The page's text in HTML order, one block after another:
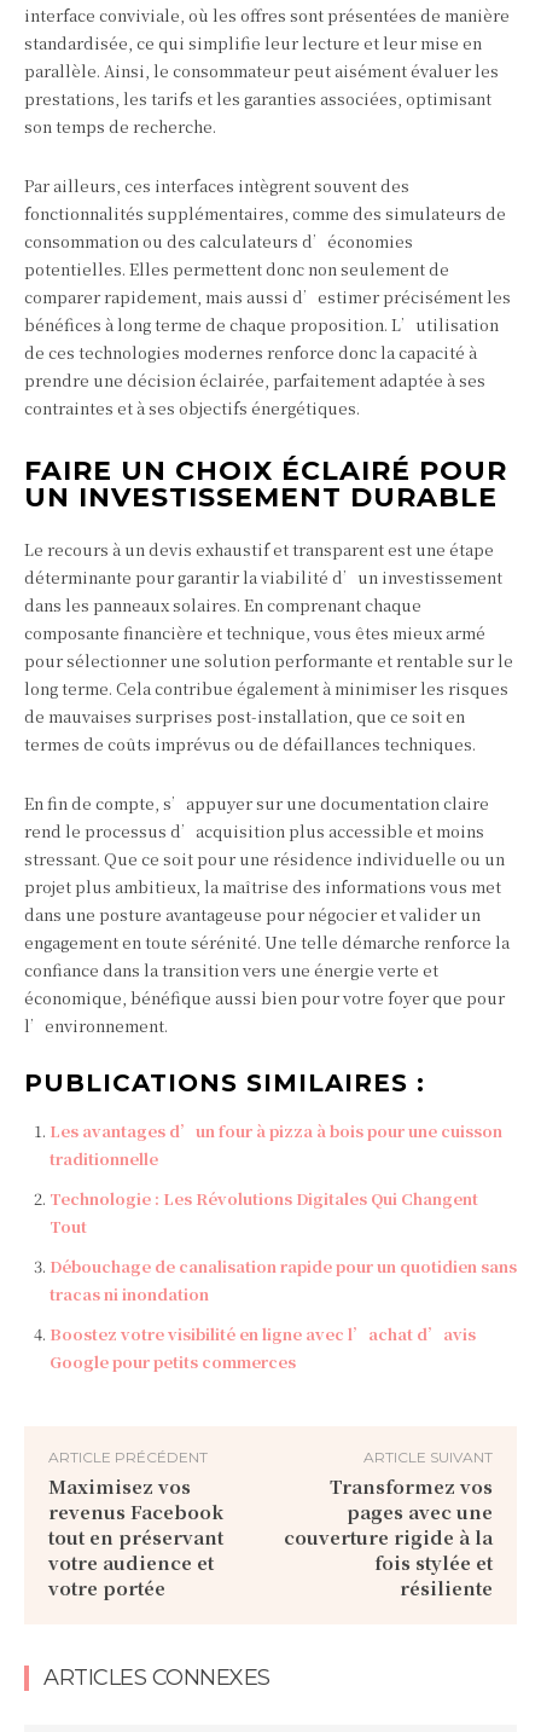
interface conviviale, où les offres sont présentées de manière
standardisée, ce qui simplifie leur lecture et leur mise en
parallèle. Ainsi, le consommateur peut aisément évaluer les
prestations, les tarifs et les garanties associées, optimisant
son temps de recherche.
Par ailleurs, ces interfaces intègrent souvent des
fonctionnalités supplémentaires, comme des simulateurs de
consommation ou des calculateurs d’économies
potentielles. Elles permettent donc non seulement de
comparer rapidement, mais aussi d’estimer précisément les
bénéfices à long terme de chaque proposition. L’utilisation
de ces technologies modernes renforce donc la capacité à
prendre une décision éclairée, parfaitement adaptée à ses
contraintes et à ses objectifs énergétiques.
FAIRE UN CHOIX ÉCLAIRÉ POUR
UN INVESTISSEMENT DURABLE
Le recours à un devis exhaustif et transparent est une étape
déterminante pour garantir la viabilité d’un investissement
dans les panneaux solaires. En comprenant chaque
composante financière et technique, vous êtes mieux armé
pour sélectionner une solution performante et rentable sur le
long terme. Cela contribue également à minimiser les risques
de mauvaises surprises post-installation, que ce soit en
termes de coûts imprévus ou de défaillances techniques.
En fin de compte, s’appuyer sur une documentation claire
rend le processus d’acquisition plus accessible et moins
stressant. Que ce soit pour une résidence individuelle ou un
projet plus ambitieux, la maîtrise des informations vous met
dans une posture avantageuse pour négocier et valider un
engagement en toute sérénité. Une telle démarche renforce la
confiance dans la transition vers une énergie verte et
économique, bénéfique aussi bien pour votre foyer que pour
l’environnement.
PUBLICATIONS SIMILAIRES :
Les avantages d’un four à pizza à bois pour une cuisson
traditionnelle
Technologie : Les Révolutions Digitales Qui Changent
Tout
Débouchage de canalisation rapide pour un quotidien sans
tracas ni inondation
Boostez votre visibilité en ligne avec l’achat d’avis
Google pour petits commerces
ARTICLE PRÉCÉDENT
Maximisez vos
revenus Facebook
tout en préservant
votre audience et
votre portée
ARTICLE SUIVANT
Transformez vos
pages avec une
couverture rigide à la
fois stylée et
résiliente
ARTICLES CONNEXES